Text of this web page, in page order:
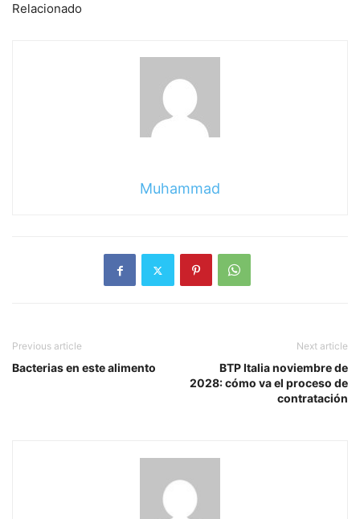
Relacionado
Muhammad
Previous article
Bacterias en este alimento
Next article
BTP Italia noviembre de
2028: cómo va el proceso de
contratación